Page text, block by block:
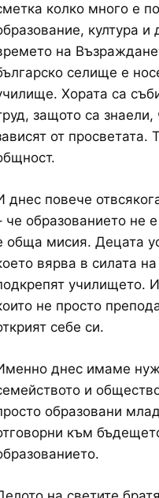
колко много е
култура
на
селище е
Хората са
защото са
от просветата.
днес повече
че образованието не
обща мисия. Децата
вярва в силата
училището.
не просто
себе си.
днес имаме
и
образовани
към